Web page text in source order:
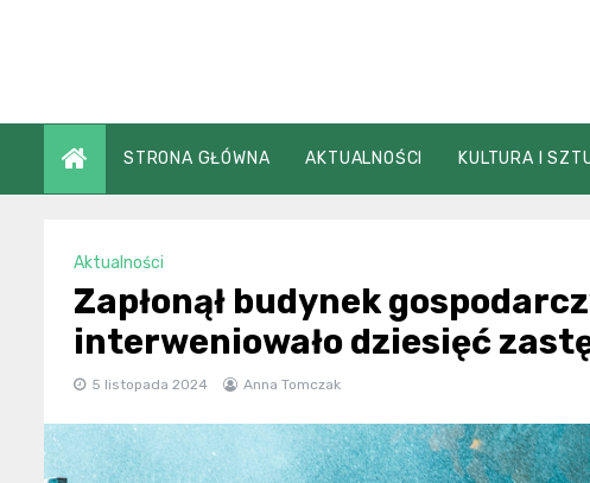
STRONA GŁÓWNA AKTUALNOŚCI KULTURA I
Aktualności
Zapłonął budynek
interweniowało dziesięć
5 listopada 2024 Anna Tomczak